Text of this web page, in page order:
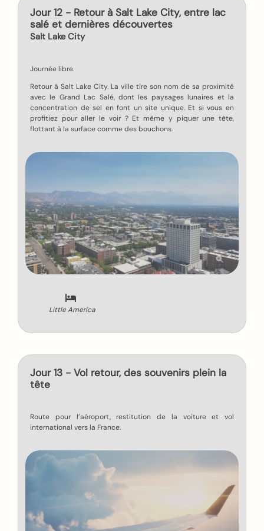
Jour 12 - Retour à Salt Lake City, entre lac
salé et dernières découvertes
Salt Lake City
Journée libre.
Retour à Salt Lake City. La ville tire son nom de sa proximité
avec le Grand Lac Salé, dont les paysages lunaires et la
concentration de sel en font un site unique. Et si vous en
profitiez pour aller le voir ? Et même y piquer une tête,
flottant à la surface comme des bouchons.
Little America
Jour 13 - Vol retour, des souvenirs plein la
tête
Route pour l’aéroport, restitution de la voiture et vol
international vers la France.